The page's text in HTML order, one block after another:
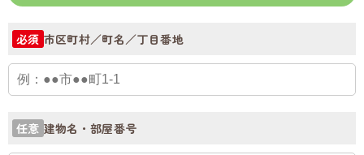
必須 市区町村／町名／丁目番地
任意 建物名・部屋番号